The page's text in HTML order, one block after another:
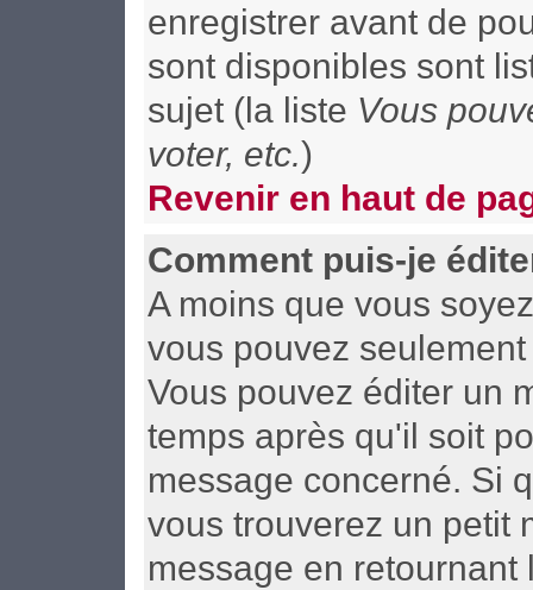
enregistrer avant de
sont disponibles sont
sujet (la liste Vous
voter, etc.)
Revenir en haut de
Comment puis-je
A moins que vous
vous pouvez
Vous pouvez éditer un
temps après qu'il soit
message concerné. Si
vous trouverez un petit
message en